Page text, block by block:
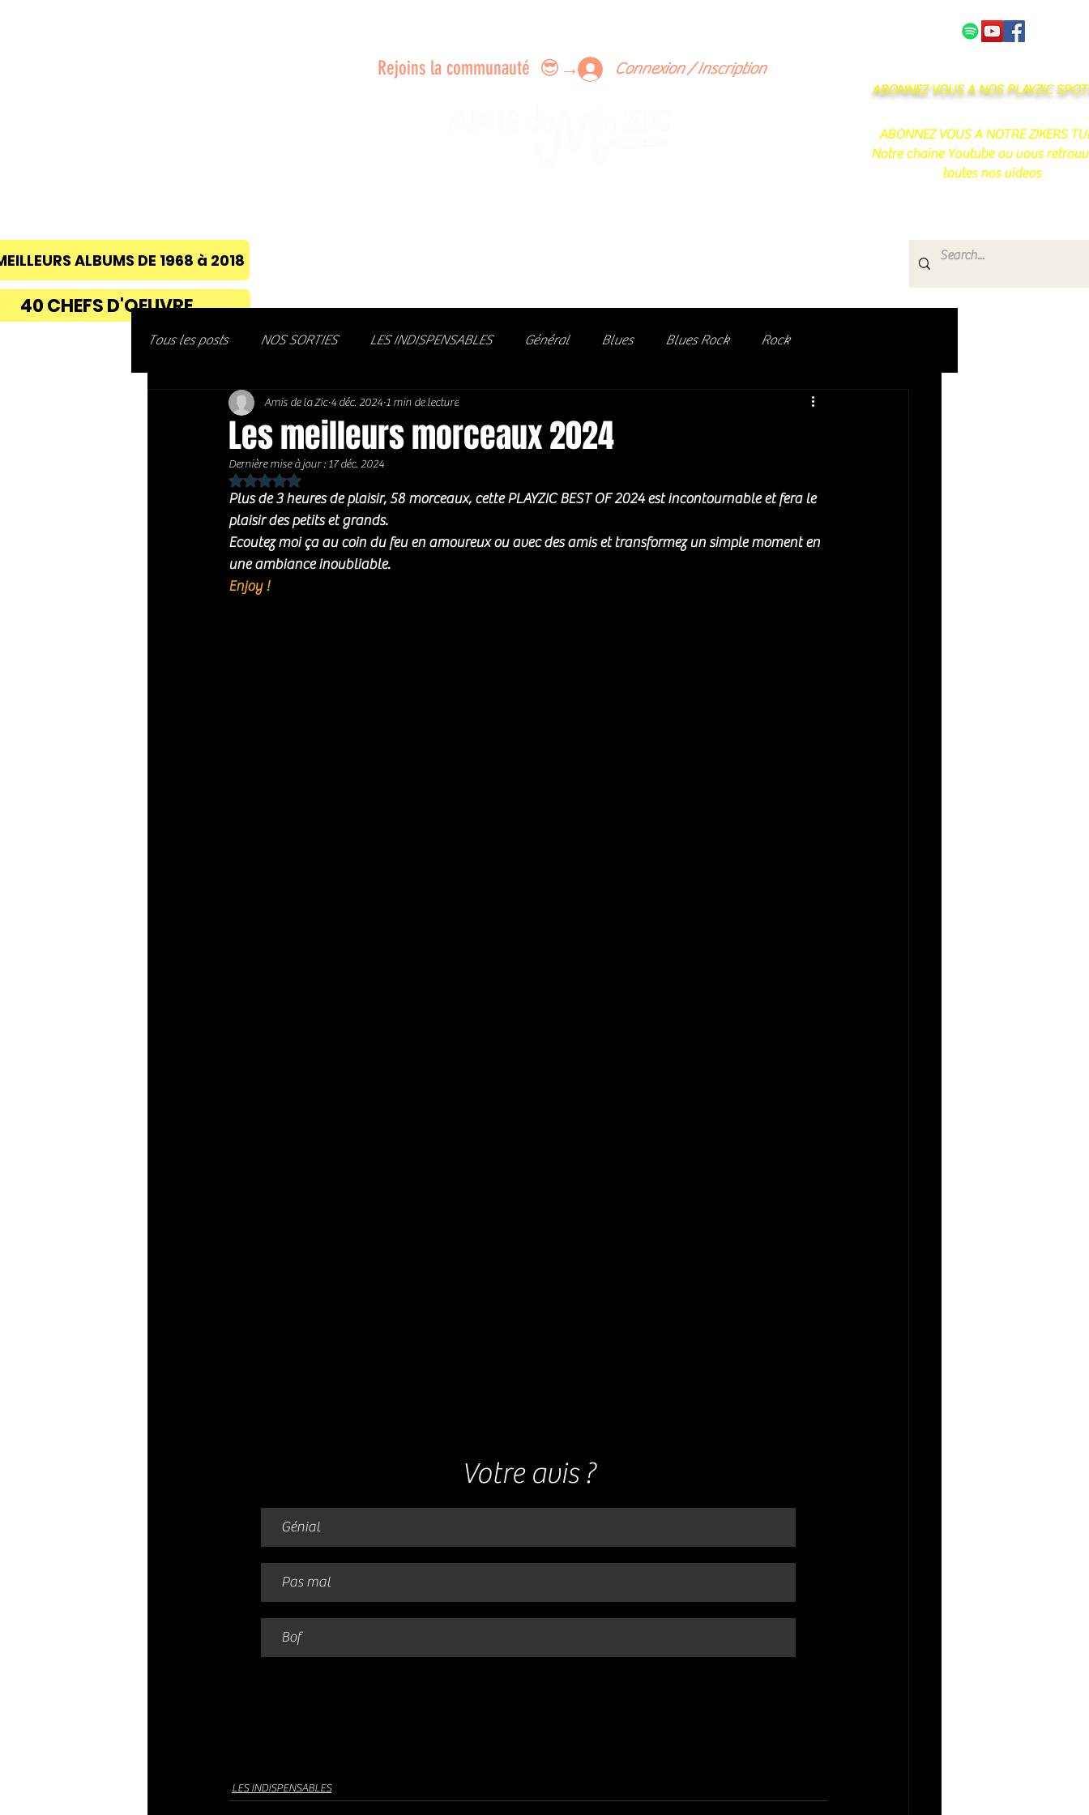
Connexion / Inscription
ABONNEZ VOUS A NOS PLAYZIC
ABONNEZ VOUS A NOTRE ZIKERS
Notre chaine Youtube ou vous
toutes nos videos
ALBUMS DE 1968 à 2018
Découvrez des artistes, vibrez aux concerts et rejoignez une communauté de passionnés !
Rejoins la communauté 😎→
40 CHEFS D'OEUVRE
Tous les posts NOS SORTIES LES INDISPENSABLES Général Blues Blues Rock Rock
Soft Rock / Folk Jazz Soul / Funk / Rhythm Blues
Country / Americana
Les meilleurs morceaux 2024
Amis de la Zic 4 déc. 2024 1 min de lecture
Dernière mise à jour :17 déc. 2024
Noté NaN étoiles sur 5.
Plus de 3 heures de plaisir, 58 morceaux, cette PLAYZIC BEST OF 2024 est incontournable et fera le
plaisir des petits et grands.
Ecoutez moi ça au coin du feu en amoureux ou avec des amis et transformez un simple moment en
une ambiance inoubliable.
Enjoy !
Votre avis ?
Génial
Pas mal
Bof
LES INDISPENSABLES